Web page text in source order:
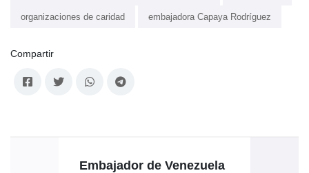
organizaciones de caridad embajadora Capaya Rodríguez
Compartir
Embajador de Venezuela